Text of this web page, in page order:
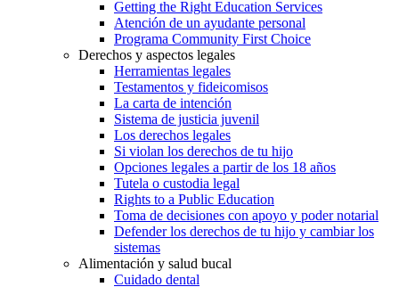
Getting the Right Education Services
Atención de un ayudante personal
Programa Community First Choice
Derechos y aspectos legales
Herramientas legales
Testamentos y fideicomisos
La carta de intención
Sistema de justicia juvenil
Los derechos legales
Si violan los derechos de tu hijo
Opciones legales a partir de los 18 años
Tutela o custodia legal
Rights to a Public Education
Toma de decisiones con apoyo y poder notarial
Defender los derechos de tu hijo y cambiar los
sistemas
Alimentación y salud bucal
Cuidado dental